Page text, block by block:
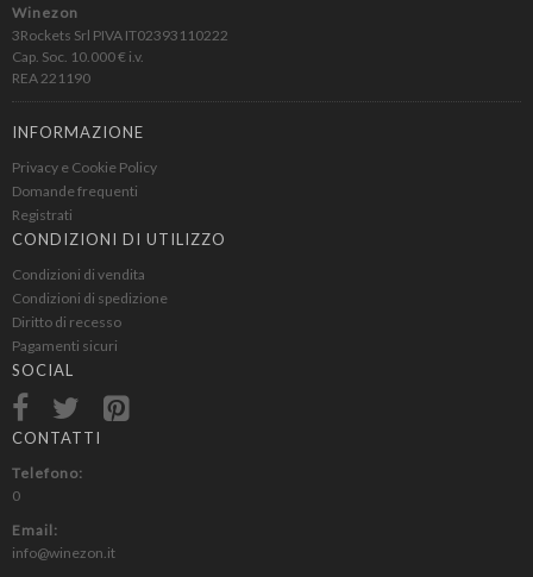
Winezon
3Rockets Srl PIVA IT02393110222
Cap. Soc. 10.000 € i.v.
REA 221190
INFORMAZIONE
Privacy e Cookie Policy
Domande frequenti
Registrati
CONDIZIONI DI UTILIZZO
Condizioni di vendita
Condizioni di spedizione
Diritto di recesso
Pagamenti sicuri
SOCIAL
CONTATTI
Telefono:
0
Email:
info@winezon.it